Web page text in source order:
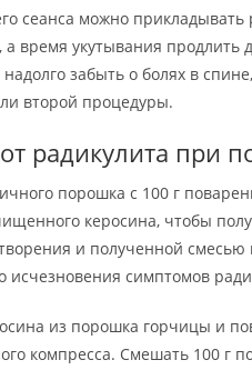
сеанса можно прикладывать
а время укутывания
забыть о болях в
второй процедуры.
радикулита при
порошка с 100 г
керосина, чтобы
и полученной смесью
исчезновения симптомов
из порошка горчицы и
компресса. Смешать 100 г